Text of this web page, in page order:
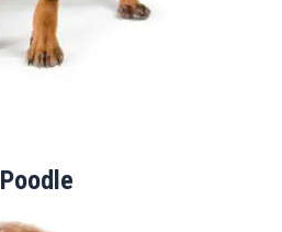
Poodle